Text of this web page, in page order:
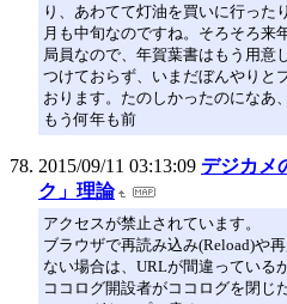
り、あわてて灯油を買いに行った
月も中旬なのですね。そろそろ来
局員なので、年賀葉書はもう用意
つけておらず、いまだぼんやりと
おります。たのしかったのになあ
もう何年も前
2015/09/11 03:13:09 デジカメ
ク」理論
アクセスが禁止されています。
ブラウザで再読み込み(Reload)や
ない場合は、URLが間違っているか
ココログ開設者がココログを閉じ